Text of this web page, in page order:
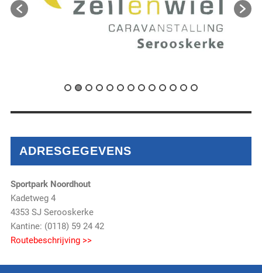
ADRESGEGEVENS
Sportpark Noordhout
Kadetweg 4
4353 SJ Serooskerke
Kantine: (0118) 59 24 42
Routebeschrijving >>